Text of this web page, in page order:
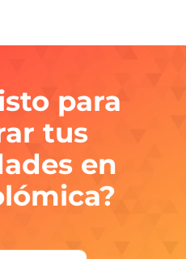
para
tus
en